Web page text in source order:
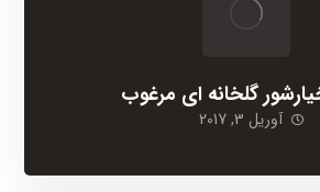
گلخانه ای مرغوب
آوریل 3, 2017